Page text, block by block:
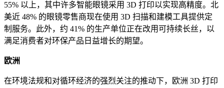
55% 以上，其中许多智能眼镜采用 3D 打印以实现高精度。北
美近 48% 的眼镜零售商现在使用 3D 扫描和建模工具提供定
制服务。此外，约 41% 的生产单位正在改用可持续长丝，以
满足消费者对环保产品日益增长的期望。
欧洲
在环境法规和对循环经济的强烈关注的推动下，欧洲 3D 打印